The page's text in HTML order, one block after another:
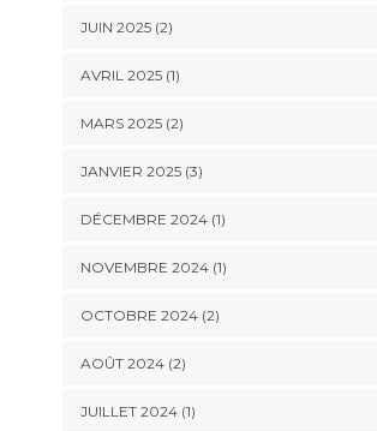
JUIN 2025(2)
AVRIL 2025(1)
MARS 2025(2)
JANVIER 2025(3)
DÉCEMBRE 2024(1)
NOVEMBRE 2024(1)
OCTOBRE 2024(2)
AOÛT 2024(2)
JUILLET 2024(1)